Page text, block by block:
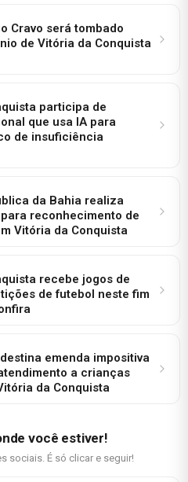
Cravo será tombado
de Vitória da Conquista
participa de
que usa IA para
de insuficiência
da Bahia realiza
reconhecimento de
Vitória da Conquista
recebe jogos de
de futebol neste fim
emenda impositiva
a crianças
da Conquista
você estiver!
sociais. É só clicar e seguir!